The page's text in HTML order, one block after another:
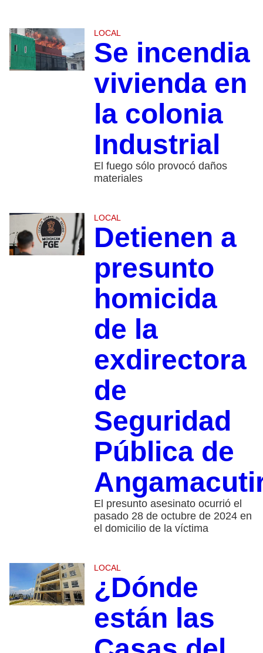
LOCAL
Se incendia
vivienda en
la colonia
Industrial
El fuego sólo provocó daños
materiales
LOCAL
Detienen a
presunto
homicida
de la
exdirectora
de
Seguridad
Pública de
El presunto asesinato ocurrió el
pasado 28 de octubre de 2024 en
el domicilio de la víctima
LOCAL
¿Dónde
están las